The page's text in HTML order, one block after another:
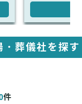
葬儀社を探す
件